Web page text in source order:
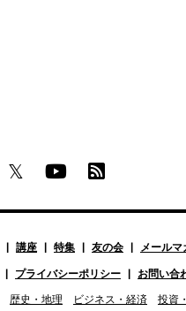
講座 特集 友の会 メールマ
プライバシーポリシー お問い合
歴史・地理 ビジネス・経済 投資